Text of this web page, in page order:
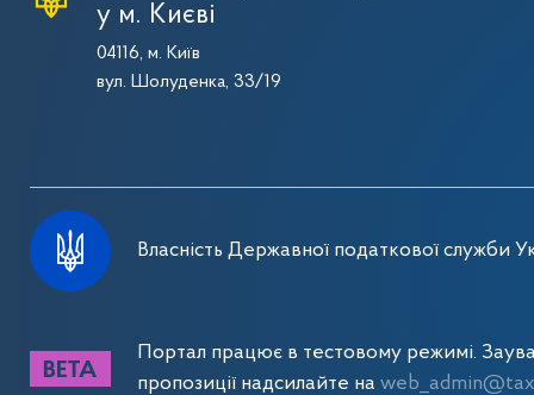
у м. Києві
04116, м. Київ
вул. Шолуденка, 33/19
Власність Державної податкової служби
Портал працює в тестовому режимі.
пропозиції надсилайте на